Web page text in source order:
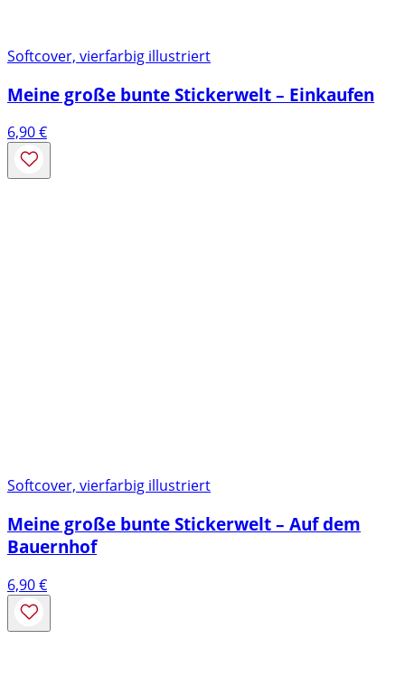
Softcover, vierfarbig illustriert
Meine große bunte Stickerwelt – Einkaufen
6,90€
Softcover, vierfarbig illustriert
Meine große bunte Stickerwelt – Auf dem
Bauernhof
6,90€